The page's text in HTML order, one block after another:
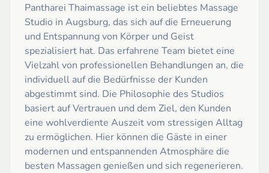
Pantharei Thaimassage ist ein beliebtes Massage
Studio in Augsburg, das sich auf die Erneuerung
und Entspannung von Körper und Geist
spezialisiert hat. Das erfahrene Team bietet eine
Vielzahl von professionellen Behandlungen an, die
individuell auf die Bedürfnisse der Kunden
abgestimmt sind. Die Philosophie des Studios
basiert auf Vertrauen und dem Ziel, den Kunden
eine wohlverdiente Auszeit vom stressigen Alltag
zu ermöglichen. Hier können die Gäste in einer
modernen und entspannenden Atmosphäre die
besten Massagen genießen und sich regenerieren.